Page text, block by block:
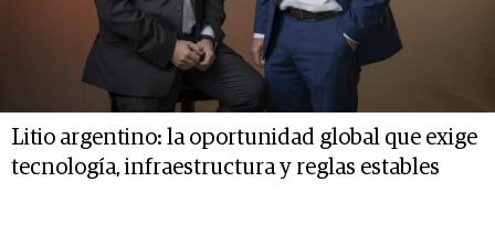
Litio argentino: la oportunidad global que exige
tecnología, infraestructura y reglas estables